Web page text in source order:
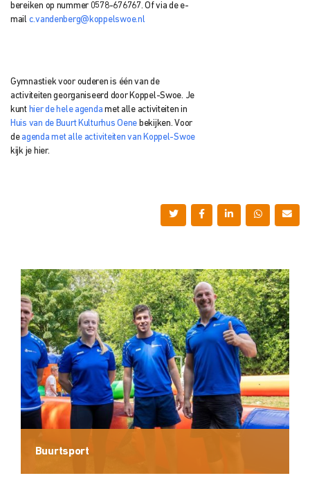
bereiken op nummer 0578-676767. Of via de e-
mail c.vandenberg@koppelswoe.nl
Gymnastiek voor ouderen is één van de
activiteiten georganiseerd door Koppel-Swoe. Je
kunt hier de hele agenda met alle activiteiten in
Huis van de Buurt Kulturhus Oene bekijken. Voor
de agenda met alle activiteiten van Koppel-Swoe
kijk je hier.
Buurtsport